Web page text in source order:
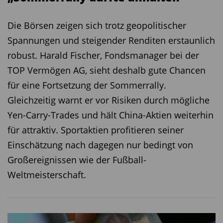
werbefinanziert. Dieses Prinzip funktioniere
natürlich nicht nur bei Medikamenten. Und so
expandiere GoodRx nun auch in andere Bereiche.
„Derzeit macht das Unternehmen eine Milliarde
US-Dollar Umsatz. Das ist erst der Anfang. Das
Potential ist riesig. Innerhalb kurzer Zeit hat
GoodRx seine Konsumentenzahlen
versechsfacht“, so Hermann. Aufgrund seiner
gewachsenen Datenbasis, seiner Bekanntheit
und der hohen Akzeptanz durch die Nutzer sei
GoodRx das Google im Gesundheitssystem. Das
Geschäftsmodell habe einen hohen Schutzwall.
gewaltigen Netzwerkeffekt: „Zwei Drittel der Ärzte
Die Börsen zeigen sich trotz geopolitischer
Spannungen und steigender Renditen erstaunlich
robust. Harald Fischer, Fondsmanager bei der
TOP Vermögen AG, sieht deshalb gute Chancen
für eine Fortsetzung der Sommerrally.
Gleichzeitig warnt er vor Risiken durch mögliche
Yen-Carry-Trades und hält China-Aktien weiterhin
für attraktiv. Sportaktien profitieren seiner
Einschätzung nach dagegen nur bedingt von
Großereignissen wie der Fußball-
Weltmeisterschaft.